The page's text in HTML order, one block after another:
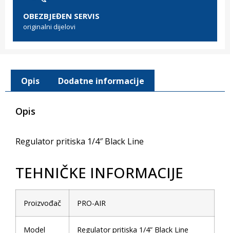
OBEZBJEĐEN SERVIS
originalni dijelovi
Opis Dodatne informacije
Opis
Regulator pritiska 1/4″ Black Line
TEHNIČKE INFORMACIJE
Proizvođač PRO-AIR
Model
Regulator pritiska 1/4” Black Line